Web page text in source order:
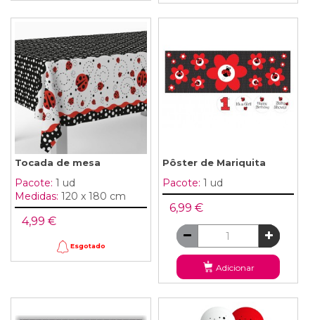
Tocada de mesa
Pacote: 1 ud
Medidas: 120 x 180 cm
4,99 €
Esgotado
Pôster de Mariquita
Pacote: 1 ud
6,99 €
Adicionar